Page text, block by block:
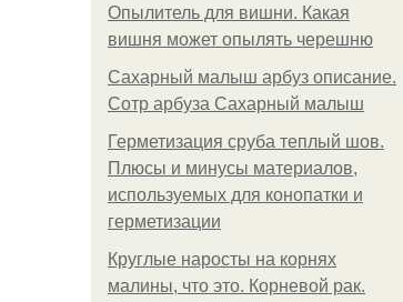
Опылитель для вишни. Какая
вишня может опылять черешню
Сахарный малыш арбуз описание.
Сотр арбуза Сахарный малыш
Герметизация сруба теплый шов.
Плюсы и минусы материалов,
используемых для конопатки и
герметизации
Круглые наросты на корнях
малины, что это. Корневой рак.